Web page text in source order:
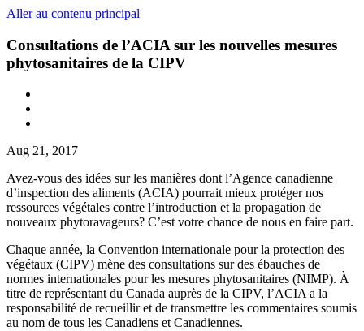
Aller au contenu principal
Consultations de l’ACIA sur les nouvelles mesures
phytosanitaires de la CIPV
Aug 21, 2017
Avez-vous des idées sur les manières dont l’Agence canadienne
d’inspection des aliments (ACIA) pourrait mieux protéger nos
ressources végétales contre l’introduction et la propagation de
nouveaux phytoravageurs? C’est votre chance de nous en faire part.
Chaque année, la Convention internationale pour la protection des
végétaux (CIPV) mène des consultations sur des ébauches de
normes internationales pour les mesures phytosanitaires (NIMP). À
titre de représentant du Canada auprès de la CIPV, l’ACIA a la
responsabilité de recueillir et de transmettre les commentaires soumis
au nom de tous les Canadiens et Canadiennes.